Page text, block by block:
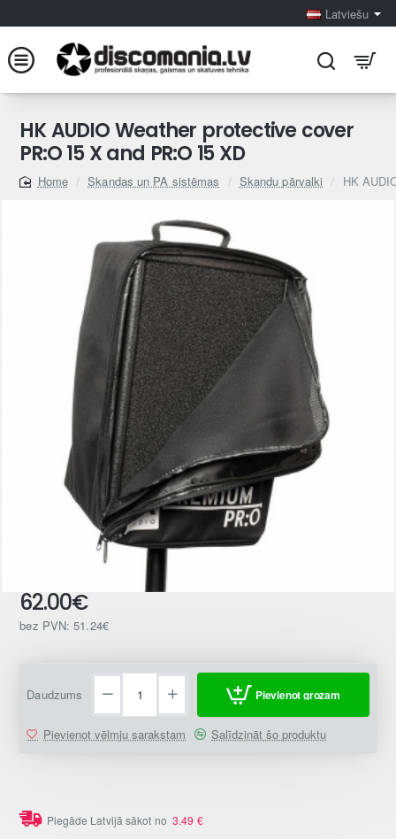
Latviešu
HK AUDIO Weather protective cover
PR:O 15 X and PR:O 15 XD
home
Skandas un PA sistēmas Skandu pārvalki HK
62.00€
bez PVN: 51.24€
Daudzums Pievienot grozam
Pievienot vēlmju sarakstam Salīdzināt šo produktu
Piegāde Latvijā sākot no3.49 €